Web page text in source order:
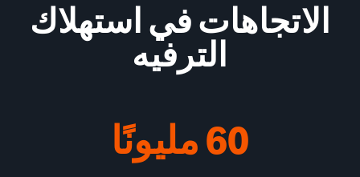
الاتجاهات في استهلاك
الترفيه
60 مليونًا